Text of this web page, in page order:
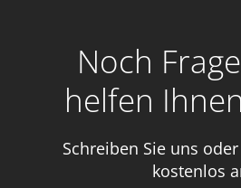
Noch
helfen
Schreiben Sie uns
kostenlos